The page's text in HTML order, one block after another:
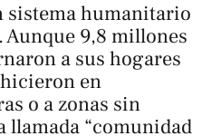
sistema humanitario
Aunque 9,8 millones
a sus hogares
en
o a zonas sin
llamada “comunidad